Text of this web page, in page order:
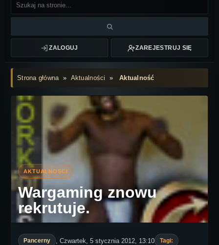
ZALOGUJ ZAREJESTRUJ SIĘ
Strona główna» Aktualności »Aktualność
Wargaming znowu
rekrutuje.
Pancerny , Czwartek, 5 stycznia 2012, 13:10
Tagi: